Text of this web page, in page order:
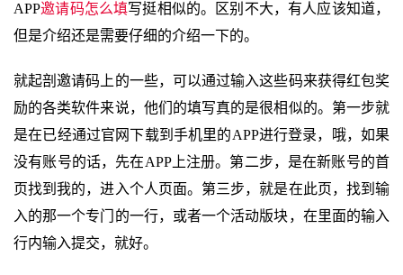
APP邀请码怎么填写挺相似的。区别不大，有人应该知道，
但是介绍还是需要仔细的介绍一下的。
就起剖邀请码上的一些，可以通过输入这些码来获得红包奖
励的各类软件来说，他们的填写真的是很相似的。第一步就
是在已经通过官网下载到手机里的APP进行登录，哦，如果
没有账号的话，先在APP上注册。第二步，是在新账号的首
页找到我的，进入个人页面。第三步，就是在此页，找到输
入的那一个专门的一行，或者一个活动版块，在里面的输入
行内输入提交，就好。